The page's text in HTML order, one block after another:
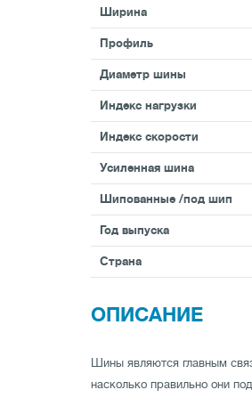
Ширина
Профиль
Диаметр шины
Индекс нагрузки
Индекс скорости
Усиленная шина
Шипованные /под шип
Год выпуска
Страна
ОПИСАНИЕ
Шины являются главным
насколько правильно они